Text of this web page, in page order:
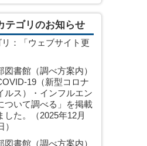
テゴリのお知らせ
リ：「ウェブサイト更
図書館（調べ方案内）
19（新型コロナ
ルス）・インフルエン
ついて調べる」を掲載
した。（2025年12月
）
図書館（調べ方案内）